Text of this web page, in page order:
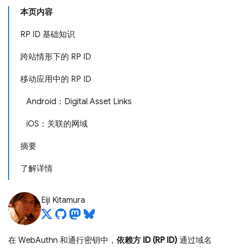
本页内容
RP ID 基础知识
跨站情形下的 RP ID
移动应用中的 RP ID
Android：Digital Asset Links
iOS：关联的网域
摘要
了解详情
Eiji Kitamura
在 WebAuthn 和通行密钥中， 依赖方 ID (RP ID) 通过域名